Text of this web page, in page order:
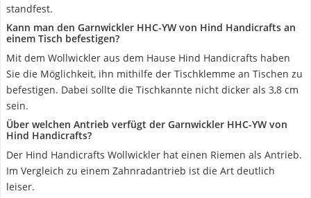
standfest.
Kann man den Garnwickler HHC-YW von Hind Handicrafts an
einem Tisch befestigen?
Mit dem Wollwickler aus dem Hause Hind Handicrafts haben
Sie die Möglichkeit, ihn mithilfe der Tischklemme an Tischen zu
befestigen. Dabei sollte die Tischkannte nicht dicker als 3,8 cm
sein.
Über welchen Antrieb verfügt der Garnwickler HHC-YW von
Hind Handicrafts?
Der Hind Handicrafts Wollwickler hat einen Riemen als Antrieb.
Im Vergleich zu einem Zahnradantrieb ist die Art deutlich
leiser.